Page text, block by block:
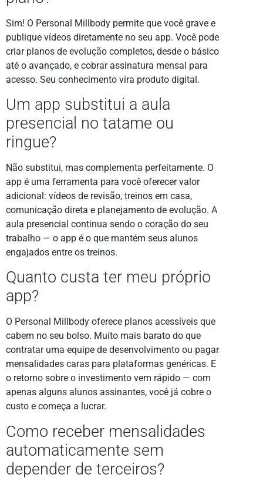
Sim! O Personal Millbody permite que você grave e
publique vídeos diretamente no seu app. Você pode
criar planos de evolução completos, desde o básico
até o avançado, e cobrar assinatura mensal para
acesso. Seu conhecimento vira produto digital.
Um app substitui a aula
presencial no tatame ou
ringue?
Não substitui, mas complementa perfeitamente. O
app é uma ferramenta para você oferecer valor
adicional: vídeos de revisão, treinos em casa,
comunicação direta e planejamento de evolução. A
aula presencial continua sendo o coração do seu
trabalho — o app é o que mantém seus alunos
engajados entre os treinos.
Quanto custa ter meu próprio
app?
O Personal Millbody oferece planos acessíveis que
cabem no seu bolso. Muito mais barato do que
contratar uma equipe de desenvolvimento ou pagar
mensalidades caras para plataformas genéricas. E
o retorno sobre o investimento vem rápido — com
apenas alguns alunos assinantes, você já cobre o
custo e começa a lucrar.
Como receber mensalidades
automaticamente sem
depender de terceiros?